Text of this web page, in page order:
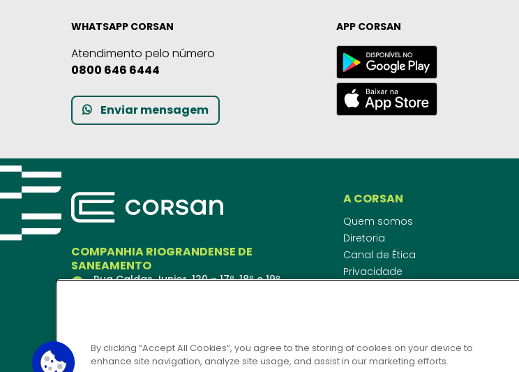
WHATSAPP CORSAN
Atendimento pelo número
0800 646 6444
Enviar mensagem
APP CORSAN
COMPANHIA RIOGRANDENSE DE
SANEAMENTO
Rua Caldas Junior, 120 – 17º, 18º e 19º
CORSAN 24H
A CORSAN
Quem somos
Diretoria
Canal de Ética
Privacidade
Notícias
By clicking “Accept All Cookies”, you agree to the storing of cookies on your device to
enhance site navigation, analyze site usage, and assist in our marketing efforts.